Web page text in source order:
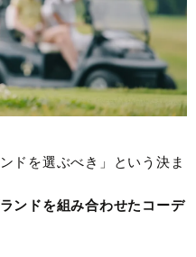
ドを選ぶべき」という決ま
ンドを組み合わせたコーデ